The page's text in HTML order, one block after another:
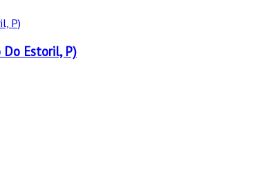
Do Estoril, P)